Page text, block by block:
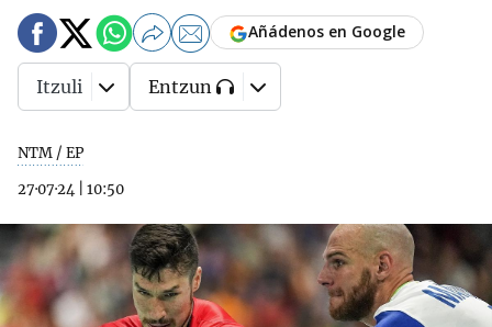
NTM / EP
27·07·24
10:50
Añádenos en Google
Itzuli Entzun